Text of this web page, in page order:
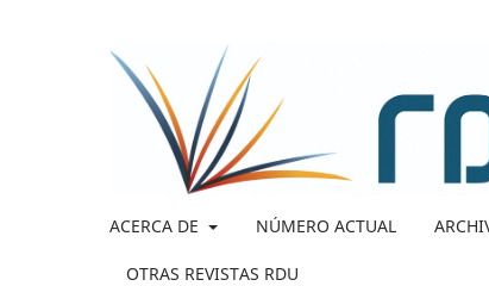
ACERCA DE NÚMERO ACTUAL
OTRAS REVISTAS RDU